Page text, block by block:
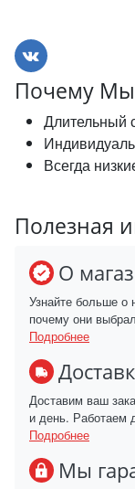
Почему
Длительный
Всегда
Полезная
О
Узнайте больше о
почему они
Подробнее
Доставим ваш
и день. Работаем
Подробнее
Мы